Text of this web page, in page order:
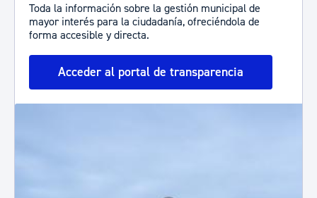
Toda la información sobre la gestión municipal de
mayor interés para la ciudadanía, ofreciéndola de
forma accesible y directa.
Acceder al portal de transparencia